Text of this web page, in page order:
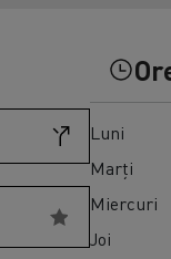
Luni
Marți
Miercuri
Joi